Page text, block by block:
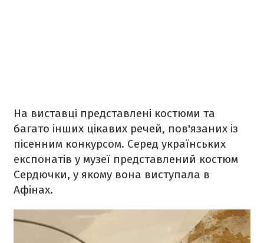
На виставці представлені костюми та
багато інших цікавих речей, пов'язаних із
пісенним конкурсом. Серед українських
експонатів у музеї представлений костюм
Сердючки, у якому вона виступала в
Афінах.